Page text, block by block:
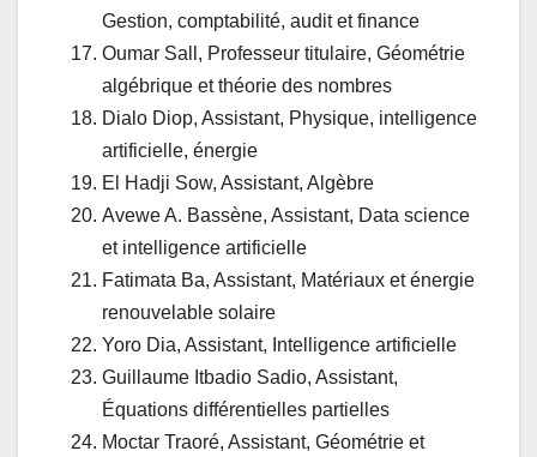
Gestion, comptabilité, audit et finance
Oumar Sall, Professeur titulaire, Géométrie
algébrique et théorie des nombres
Dialo Diop, Assistant, Physique, intelligence
artificielle, énergie
El Hadji Sow, Assistant, Algèbre
Avewe A. Bassène, Assistant, Data science
et intelligence artificielle
Fatimata Ba, Assistant, Matériaux et énergie
renouvelable solaire
Yoro Dia, Assistant, Intelligence artificielle
Guillaume Itbadio Sadio, Assistant,
Équations différentielles partielles
Moctar Traoré, Assistant, Géométrie et